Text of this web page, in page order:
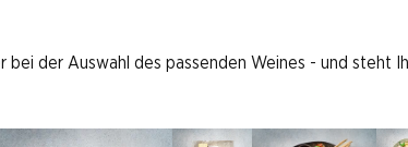
der Auswahl des passenden Weines - und steht